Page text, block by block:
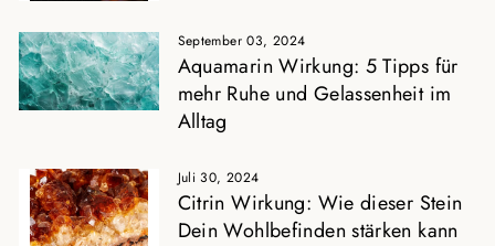
September 03, 2024
Aquamarin Wirkung: 5 Tipps für
mehr Ruhe und Gelassenheit im
Alltag
Juli 30, 2024
Citrin Wirkung: Wie dieser Stein
Dein Wohlbefinden stärken kann